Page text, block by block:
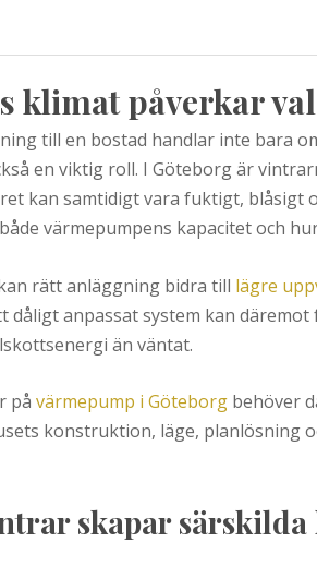
klimat påverkar
till en bostad handlar inte bara
en viktig roll. I Göteborg är
kan samtidigt vara fuktigt, blåsigt
värmepumpens kapacitet och
rätt anläggning bidra till lägre
dåligt anpassat system kan
än väntat.
på värmepump i Göteborg behöver
konstruktion, läge, planlösning
skapar särskilda